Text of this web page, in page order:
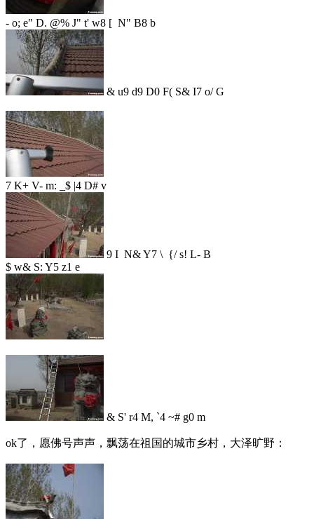
- o; e" D. @% J" t' w8 [ N" B8 b
& u9 d9 D0 F( S& I7 o/ G
7 K+ V- m: _$ |4 D# v
9 I N& Y7 \ {/ s! L- B
$ w& S: Y5 z1 e
& S' r4 M, `4 ~# g0 m
ok了，愿佛号声声，飘荡在祖国的城市乡村，大泽旷野：